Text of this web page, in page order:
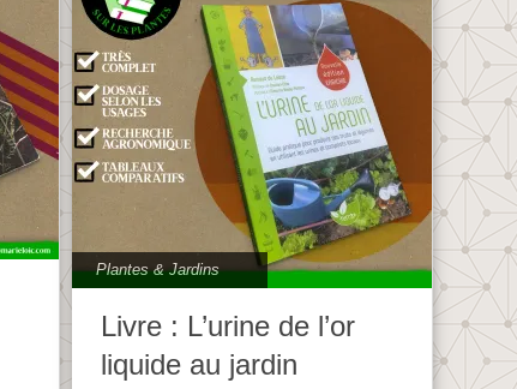
Plantes & Jardins
Livre : L’urine de l’or
liquide au jardin